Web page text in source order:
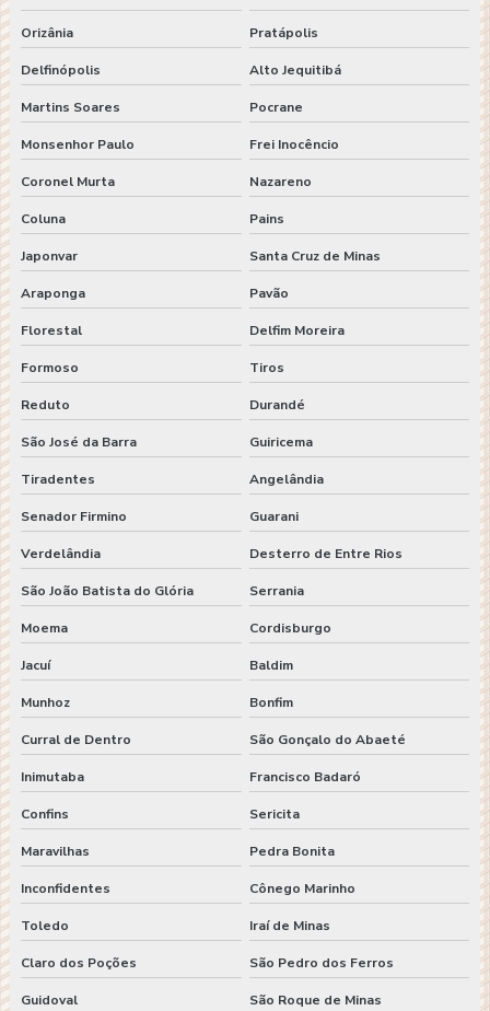
Orizânia Pratápolis
Delfinópolis Alto Jequitibá
Martins Soares Pocrane
Monsenhor Paulo Frei Inocêncio
Coronel Murta Nazareno
Coluna Pains
Japonvar Santa Cruz de Minas
Araponga Pavão
Florestal Delfim Moreira
Formoso Tiros
Reduto Durandé
São José da Barra Guiricema
Tiradentes Angelândia
Senador Firmino Guarani
Verdelândia Desterro de Entre Rios
São João Batista do Glória Serrania
Moema Cordisburgo
Jacuí Baldim
Munhoz Bonfim
Curral de Dentro São Gonçalo do Abaeté
Inimutaba Francisco Badaró
Confins Sericita
Maravilhas Pedra Bonita
Inconfidentes Cônego Marinho
Toledo Iraí de Minas
Claro dos Poções São Pedro dos Ferros
Guidoval São Roque de Minas